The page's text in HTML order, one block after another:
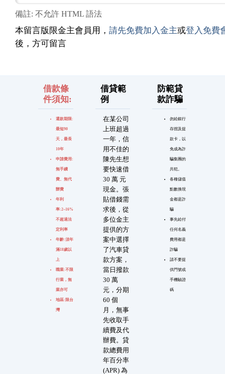
備註: 不允許 HTML 語法
本留言版限金主會員用， 請先免費加入金主或登入免費
後，方可留言
借款條
件須知:
還款期限:
最短90
天，最長
10年
申請費用:
無手續
費、無代
辦費
年利
率:2~16%
不超過法
定利率
年齡:須年
滿18歲以
上
職業:不限
行業，無
業亦可
地區:限台
灣
借貸範
例
在某公司
上班超過
一年，信
用不佳的
陳先生想
要快速借
30 萬 元
現金。張
貼借錢需
求後，從
多位金主
提供的方
案中選擇
了汽車貸
款方案，
當日撥款
30 萬
元，分期
60 個
月，無事
先收取手
續費及代
辦費。貸
款總費用
年百分率
(APR) 為
防範貸
款詐騙
勿給銀行
存摺及提
款卡，以
免成為詐
騙集團的
共犯。
各種儲值
點數換現
金都是詐
騙
事先給付
任何名義
費用都是
詐騙
請不要提
供門號或
手機驗證
碼